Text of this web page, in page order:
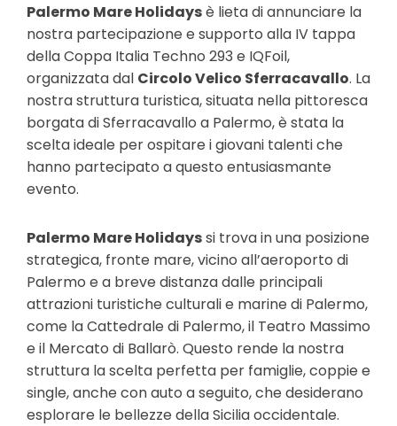
Palermo Mare Holidaysè lieta di annunciare la
nostra partecipazione e supporto alla IV tappa
della Coppa Italia Techno 293 e IQFoil,
organizzata dal Circolo Velico Sferracavallo. La
nostra struttura turistica, situata nella pittoresca
borgata di Sferracavallo a Palermo, è stata la
scelta ideale per ospitare i giovani talenti che
hanno partecipato a questo entusiasmante
evento.
Palermo Mare Holidayssi trova in una posizione
strategica, fronte mare, vicino all’aeroporto di
Palermo e a breve distanza dalle principali
attrazioni turistiche culturali e marine di Palermo,
come la Cattedrale di Palermo, il Teatro Massimo
e il Mercato di Ballarò. Questo rende la nostra
struttura la scelta perfetta per famiglie, coppie e
single, anche con auto a seguito, che desiderano
esplorare le bellezze della Sicilia occidentale.